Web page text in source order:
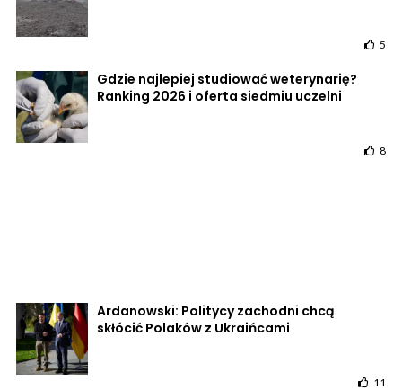
5
Gdzie najlepiej studiować weterynarię?
Ranking 2026 i oferta siedmiu uczelni
8
Ardanowski: Politycy zachodni chcą
skłócić Polaków z Ukraińcami
11